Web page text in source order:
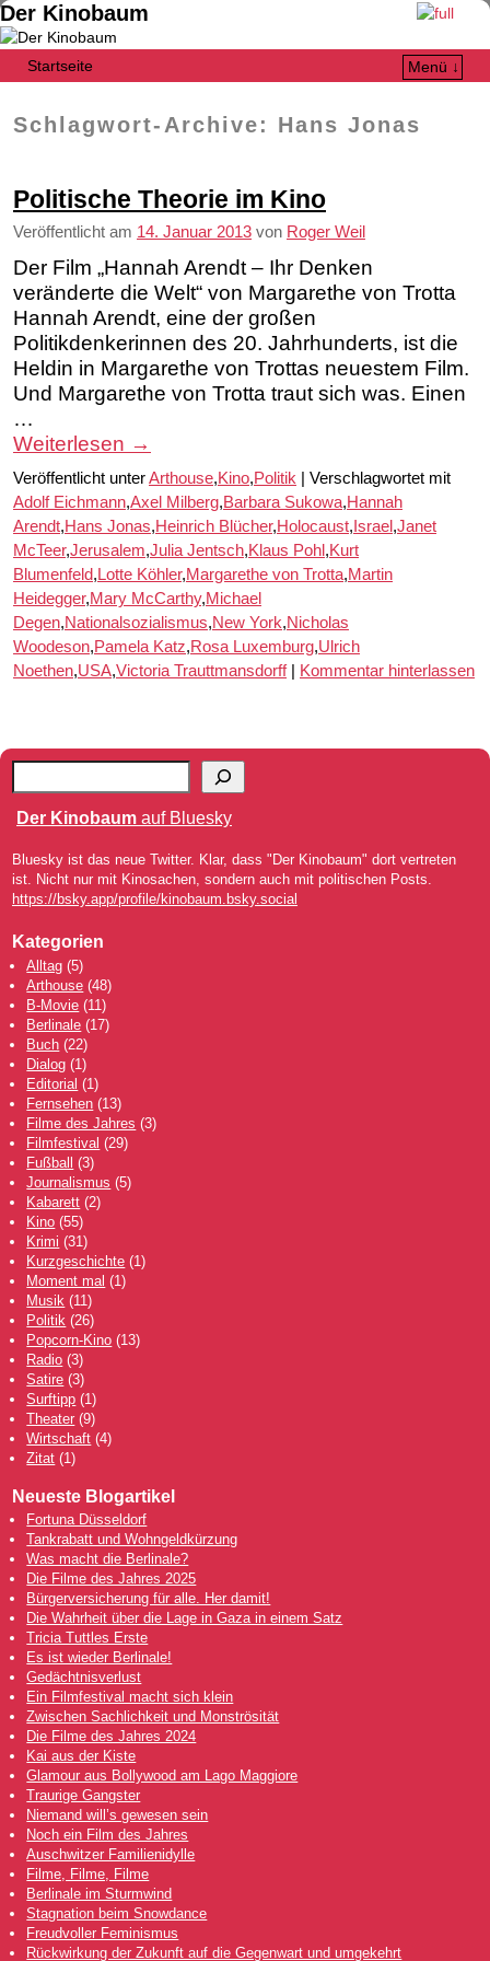
Der Kinobaum
Startseite
Menü ↓
Schlagwort-Archive: Hans Jonas
Politische Theorie im Kino
Veröffentlicht am 14. Januar 2013 von Roger Weil
Der Film „Hannah Arendt – Ihr Denken
veränderte die Welt“ von Margarethe von Trotta
Hannah Arendt, eine der großen
Politikdenkerinnen des 20. Jahrhunderts, ist die
Heldin in Margarethe von Trottas neuestem Film.
Und Margarethe von Trotta traut sich was. Einen
…
Weiterlesen →
Veröffentlicht unterArthouse,Kino,Politik
Verschlagwortet mit
Adolf Eichmann,Axel Milberg,Barbara Sukowa,Hannah
Arendt,Hans Jonas,Heinrich Blücher,Holocaust, Israel ,Janet
McTeer,Jerusalem,Julia Jentsch,Klaus Pohl ,Kurt
Blumenfeld, Lotte Köhler,Margarethe von Trotta,Martin
Heidegger,Mary McCarthy,Michael
Degen,Nationalsozialismus,New York,Nicholas
Woodeson,Pamela Katz,Rosa Luxemburg,Ulrich
Noethen,USA,Victoria Trauttmansdorff Kommentar hinterlassen
Der Kinobaum auf Bluesky
Bluesky ist das neue Twitter. Klar, dass "Der Kinobaum" dort vertreten
ist. Nicht nur mit Kinosachen, sondern auch mit politischen Posts.
https://bsky.app/profile/kinobaum.bsky.social
Kategorien
Alltag (5)
Arthouse (48)
B-Movie (11)
Berlinale (17)
Buch (22)
Dialog (1)
Editorial (1)
Fernsehen (13)
Filme des Jahres (3)
Filmfestival (29)
Fußball (3)
Journalismus (5)
Kabarett (2)
Kino (55)
Krimi (31)
Kurzgeschichte (1)
Moment mal (1)
Musik (11)
Politik (26)
Popcorn-Kino (13)
Radio (3)
Satire (3)
Surftipp (1)
Theater (9)
Wirtschaft (4)
Zitat (1)
Neueste Blogartikel
Fortuna Düsseldorf
Tankrabatt und Wohngeldkürzung
Was macht die Berlinale?
Die Filme des Jahres 2025
Bürgerversicherung für alle. Her damit!
Die Wahrheit über die Lage in Gaza in einem Satz
Tricia Tuttles Erste
Es ist wieder Berlinale!
Gedächtnisverlust
Ein Filmfestival macht sich klein
Zwischen Sachlichkeit und Monströsität
Die Filme des Jahres 2024
Kai aus der Kiste
Glamour aus Bollywood am Lago Maggiore
Traurige Gangster
Niemand will’s gewesen sein
Noch ein Film des Jahres
Auschwitzer Familienidylle
Filme, Filme, Filme
Berlinale im Sturmwind
Stagnation beim Snowdance
Freudvoller Feminismus
Rückwirkung der Zukunft auf die Gegenwart und umgekehrt